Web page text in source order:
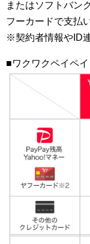
またはソフトバン
フーカードで支払
※契約者情報やID
■ワクワクペイペ